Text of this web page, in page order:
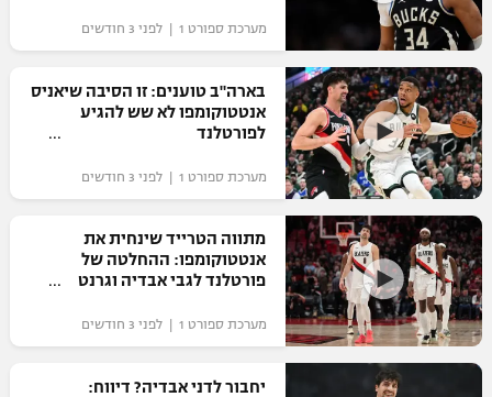
מערכת ספורט 1 | לפני 3 חודשים
בארה"ב טוענים: זו הסיבה שיאניס
אנטטוקומפו לא שש להגיע
לפורטלנד
מערכת ספורט 1 | לפני 3 חודשים
מתווה הטרייד שינחית את
אנטטוקומפו: ההחלטה של
פורטלנד לגבי אבדיה וגרנט
מערכת ספורט 1 | לפני 3 חודשים
יחבור לדני אבדיה? דיווח: